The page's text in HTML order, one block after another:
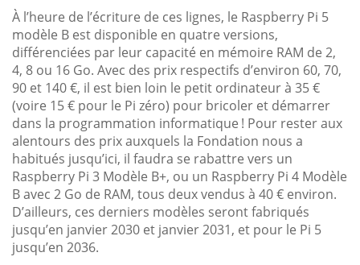
À l’heure de l’écriture de ces lignes, le Raspberry Pi 5
modèle B est disponible en quatre versions,
différenciées par leur capacité en mémoire RAM de 2,
4, 8 ou 16 Go. Avec des prix respectifs d’environ 60, 70,
90 et 140 €, il est bien loin le petit ordinateur à 35 €
(voire 15 € pour le Pi zéro) pour bricoler et démarrer
dans la programmation informatique ! Pour rester aux
alentours des prix auxquels la Fondation nous a
habitués jusqu’ici, il faudra se rabattre vers un
Raspberry Pi 3 Modèle B+, ou un Raspberry Pi 4 Modèle
B avec 2 Go de RAM, tous deux vendus à 40 € environ.
D’ailleurs, ces derniers modèles seront fabriqués
jusqu’en janvier 2030 et janvier 2031, et pour le Pi 5
jusqu’en 2036.